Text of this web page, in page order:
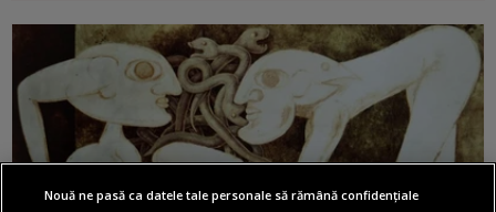
Nouă ne pasă ca datele tale personale să rămână confidențiale